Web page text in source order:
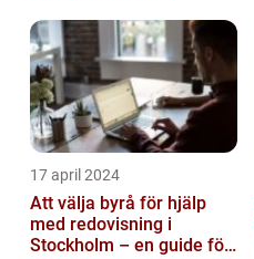
17 april 2024
Att välja byrå för hjälp
med redovisning i
Stockholm – en guide för